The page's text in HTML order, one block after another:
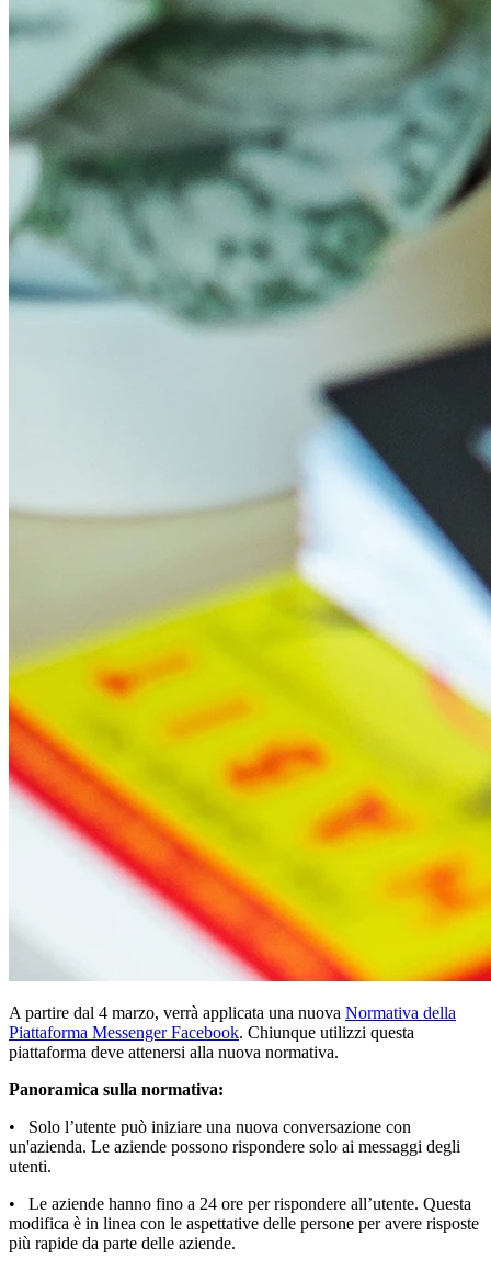
A partire dal 4 marzo, verrà applicata una nuova Normativa della
Piattaforma Messenger Facebook. Chiunque utilizzi questa
piattaforma deve attenersi alla nuova normativa.
Panoramica sulla normativa:
• Solo l’utente può iniziare una nuova conversazione con
un'azienda. Le aziende possono rispondere solo ai messaggi degli
utenti.
• Le aziende hanno fino a 24 ore per rispondere all’utente. Questa
modifica è in linea con le aspettative delle persone per avere risposte
più rapide da parte delle aziende.